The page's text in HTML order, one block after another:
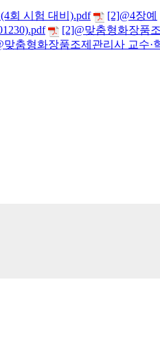
회 시험 대비).pdf
[2]@4장예
[2]@맞춤형화장품
맞춤형화장품조제관리사 교수·